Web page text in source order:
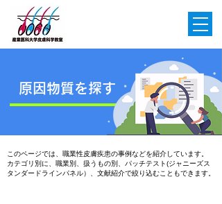
原因物質を探す
このページでは、職業性皮膚疾患の事例などを紹介しています。
カテゴリ別に、職業別、扱うもの別、パッチテスト(ジャニーズス
タンダードラインパネル）、文献紹介で絞り込むこともできます。